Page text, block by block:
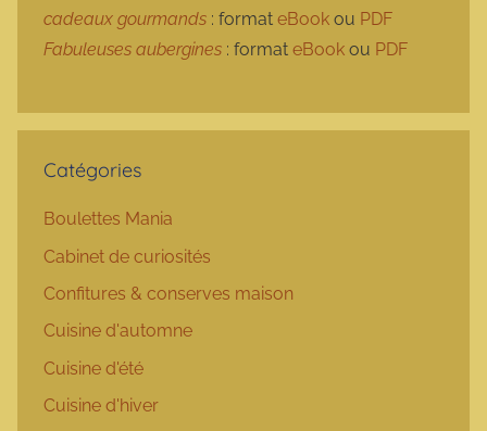
cadeaux gourmands : format eBook ou PDF
Fabuleuses aubergines : format eBook ou PDF
Catégories
Boulettes Mania
Cabinet de curiosités
Confitures & conserves maison
Cuisine d'automne
Cuisine d'été
Cuisine d'hiver